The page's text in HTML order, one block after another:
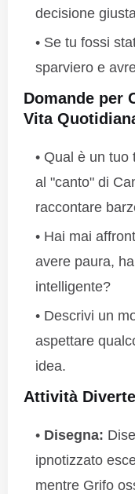
decisione
Se tu fossi
sparviero e
Domande per
Vita
Qual è un tuo
al "canto" di
raccontare
Hai mai
avere paura,
intelligente?
Descrivi un
aspettare
idea.
Attività
Disegna:
ipnotizzato
mentre Grifo